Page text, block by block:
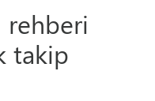
rehberi
takip